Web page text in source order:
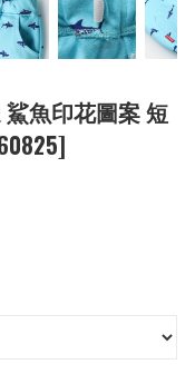
魚印花圖案 短